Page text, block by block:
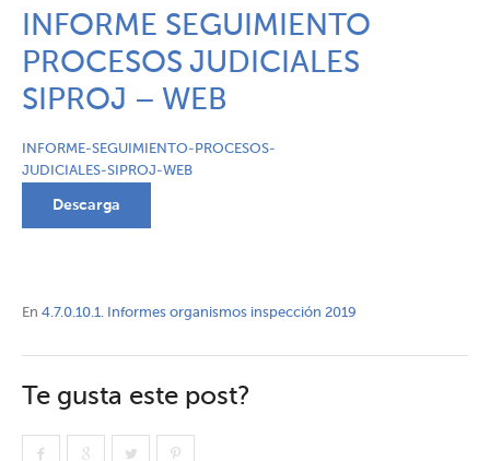
INFORME SEGUIMIENTO
PROCESOS JUDICIALES
SIPROJ – WEB
INFORME-SEGUIMIENTO-PROCESOS-
JUDICIALES-SIPROJ-WEB
Descarga
En 4.7.0.10.1. Informes organismos inspección 2019
Te gusta este post?